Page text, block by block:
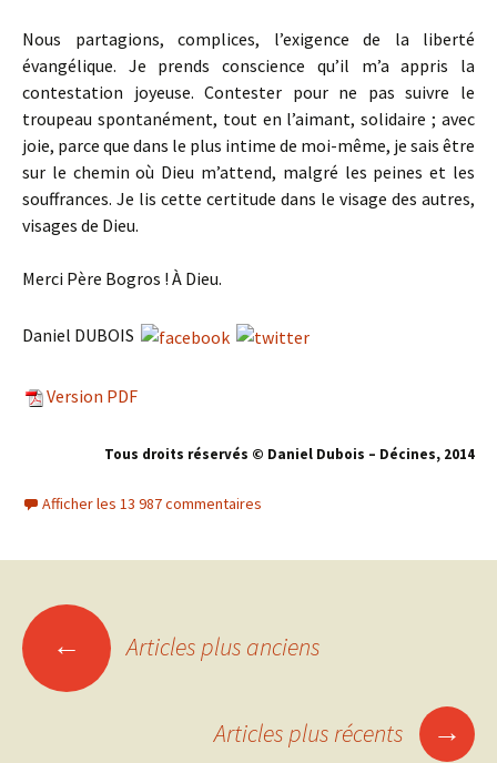
Nous partagions, complices, l’exigence de la liberté
évangélique. Je prends conscience qu’il m’a appris la
contestation joyeuse. Contester pour ne pas suivre le
troupeau spontanément, tout en l’aimant, solidaire ; avec
joie, parce que dans le plus intime de moi-même, je sais être
sur le chemin où Dieu m’attend, malgré les peines et les
souffrances. Je lis cette certitude dans le visage des autres,
visages de Dieu.
Merci Père Bogros ! À Dieu.
Daniel DUBOIS
Version PDF
Tous droits réservés © Daniel Dubois – Décines, 2014
Afficher les 13 987 commentaires
Navigation
← Articles plus anciens
Articles plus récents →